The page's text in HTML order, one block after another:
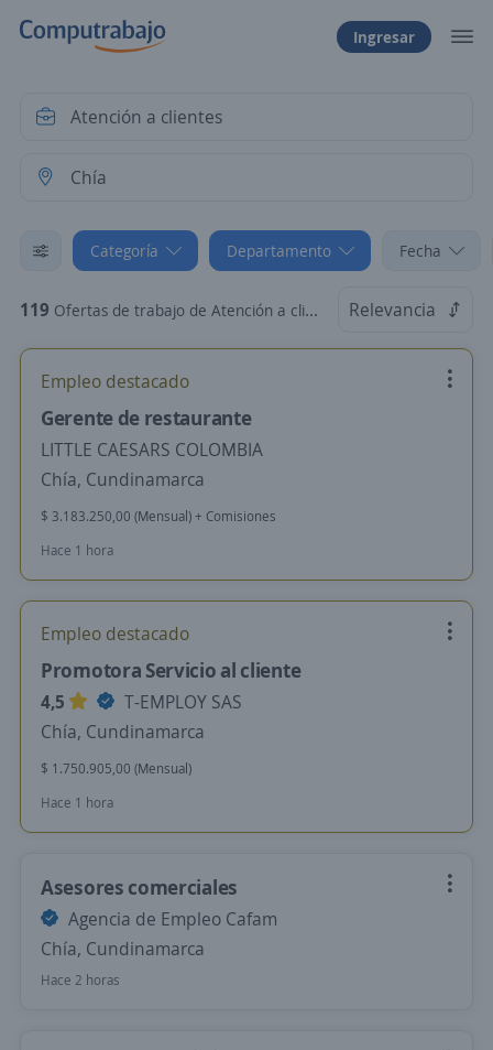
Ingresar
Categoría Departamento Fecha
119 Ofertas de trabajo de Atención a clientes en Chía, Cundinamarca Relevancia
Empleo destacado
Gerente de restaurante
LITTLE CAESARS COLOMBIA
Chía, Cundinamarca
$ 3.183.250,00 (Mensual) + Comisiones
Hace 1 hora
Empleo destacado
Promotora Servicio al cliente
4,5
T-EMPLOY SAS
Chía, Cundinamarca
$ 1.750.905,00 (Mensual)
Hace 1 hora
Asesores comerciales
Agencia de Empleo Cafam
Chía, Cundinamarca
Hace 2 horas